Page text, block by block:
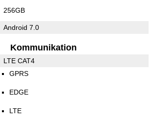
256GB
Android 7.0
Kommunikation
LTE CAT4
GPRS
EDGE
LTE